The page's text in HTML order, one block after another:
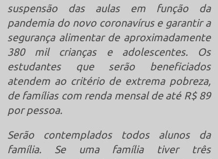
suspensão das aulas em função da
pandemia do novo coronavírus e garantir a
segurança alimentar de aproximadamente
380 mil crianças e adolescentes. Os
estudantes que serão beneficiados
atendem ao critério de extrema pobreza,
de famílias com renda mensal de até R$ 89
por pessoa.
Serão contemplados todos alunos da
família. Se uma família tiver três